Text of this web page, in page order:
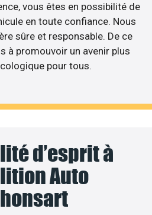
vous êtes en possibilité de
en toute confiance. Nous
sûre et responsable. De ce
à promouvoir un avenir plus
pour tous.
d’esprit à
Auto